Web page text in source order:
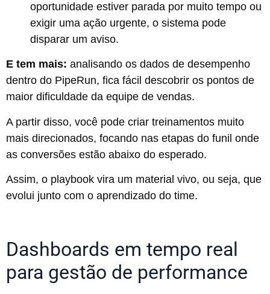
oportunidade estiver parada por muito tempo ou
exigir uma ação urgente, o sistema pode
disparar um aviso.
E tem mais: analisando os dados de desempenho
dentro do PipeRun, fica fácil descobrir os pontos de
maior dificuldade da equipe de vendas.
A partir disso, você pode criar treinamentos muito
mais direcionados, focando nas etapas do funil onde
as conversões estão abaixo do esperado.
Assim, o playbook vira um material vivo, ou seja, que
evolui junto com o aprendizado do time.
Dashboards em tempo real
para gestão de performance